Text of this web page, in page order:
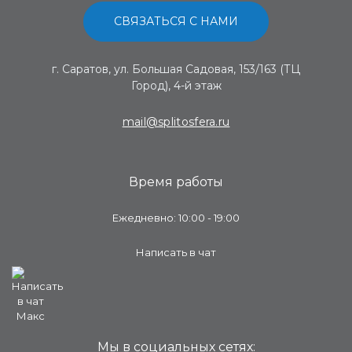
СВЯЗАТЬСЯ С НАМИ
г. Саратов, ул. Большая Садовая, 153/163 (ТЦ
Город), 4-й этаж
mail@splitosfera.ru
Время работы
Ежедневно: 10:00 - 19:00
Написать в чат
Мы в социальных сетях: